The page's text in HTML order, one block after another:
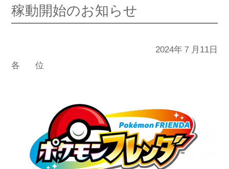
稼動開始のお知らせ
2024年７月11日
各 位